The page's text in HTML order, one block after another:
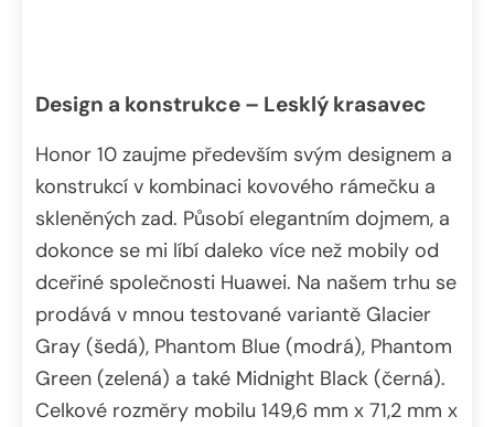
Design a konstrukce – Lesklý krasavec
Honor 10 zaujme především svým designem a
konstrukcí v kombinaci kovového rámečku a
skleněných zad. Působí elegantním dojmem, a
dokonce se mi líbí daleko více než mobily od
dceřiné společnosti Huawei. Na našem trhu se
prodává v mnou testované variantě Glacier
Gray (šedá), Phantom Blue (modrá), Phantom
Green (zelená) a také Midnight Black (černá).
Celkové rozměry mobilu 149,6 mm x 71,2 mm x